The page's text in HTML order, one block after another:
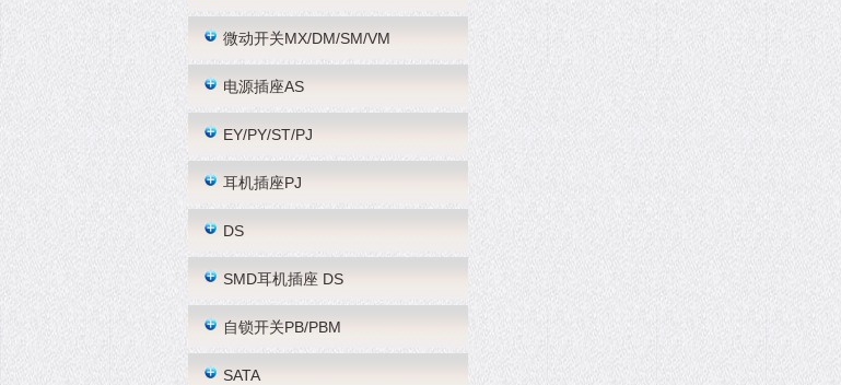
微动开关MX/DM/SM/VM
电源插座AS
EY/PY/ST/PJ
耳机插座PJ
DS
SMD耳机插座 DS
自锁开关PB/PBM
SATA